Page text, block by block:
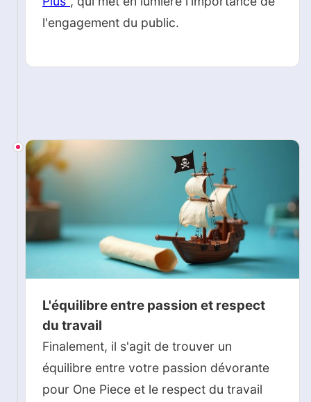
l'engagement du public.
L'équilibre entre passion et respect
du travail
Finalement, il s'agit de trouver un
équilibre entre votre passion dévorante
pour One Piece et le respect du travail